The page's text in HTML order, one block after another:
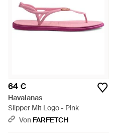
64 €
Havaianas
Slipper Mit Logo - Pink
Von FARFETCH